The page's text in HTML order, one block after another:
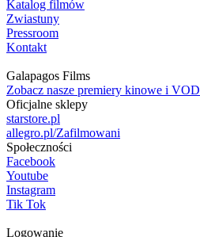
Katalog filmów
Zwiastuny
Pressroom
Kontakt
Galapagos Films
Zobacz nasze premiery kinowe i VOD
Oficjalne sklepy
starstore.pl
allegro.pl/Zafilmowani
Społeczności
Facebook
Youtube
Instagram
Tik Tok
Logowanie